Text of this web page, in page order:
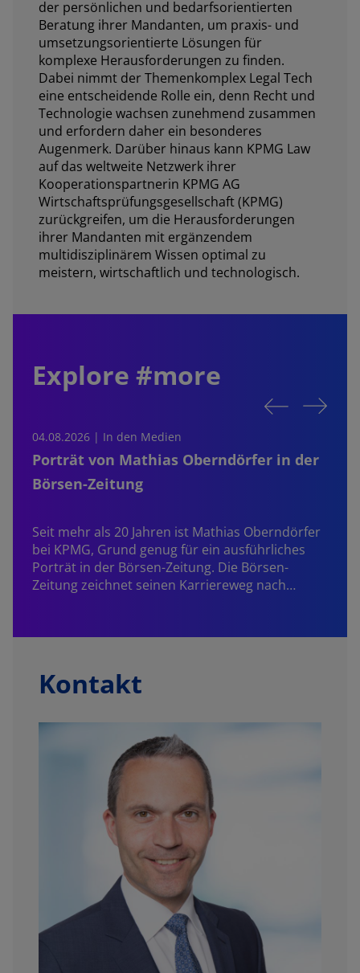
der persönlichen und bedarfsorientierten
Beratung ihrer Mandanten, um praxis- und
umsetzungsorientierte Lösungen für
komplexe Herausforderungen zu finden.
Dabei nimmt der Themenkomplex Legal Tech
eine entscheidende Rolle ein, denn Recht und
Technologie wachsen zunehmend zusammen
und erfordern daher ein besonderes
Augenmerk. Darüber hinaus kann KPMG Law
auf das weltweite Netzwerk ihrer
Kooperationspartnerin KPMG AG
Wirtschaftsprüfungsgesellschaft (KPMG)
zurückgreifen, um die Herausforderungen
ihrer Mandanten mit ergänzendem
multidisziplinärem Wissen optimal zu
meistern, wirtschaftlich und technologisch.
Explore #more
04.08.2026 | In den Medien
Porträt von Mathias Oberndörfer in der
Börsen-Zeitung
Seit mehr als 20 Jahren ist Mathias Oberndörfer
bei KPMG, Grund genug für ein ausführliches
Porträt in der Börsen-Zeitung. Die Börsen-
Zeitung zeichnet seinen Karriereweg nach…
Kontakt